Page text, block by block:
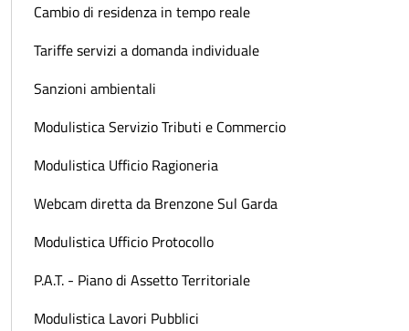
Cambio di residenza in tempo reale
Tariffe servizi a domanda individuale
Sanzioni ambientali
Modulistica Servizio Tributi e Commercio
Modulistica Ufficio Ragioneria
Webcam diretta da Brenzone Sul Garda
Modulistica Ufficio Protocollo
P.A.T. - Piano di Assetto Territoriale
Modulistica Lavori Pubblici